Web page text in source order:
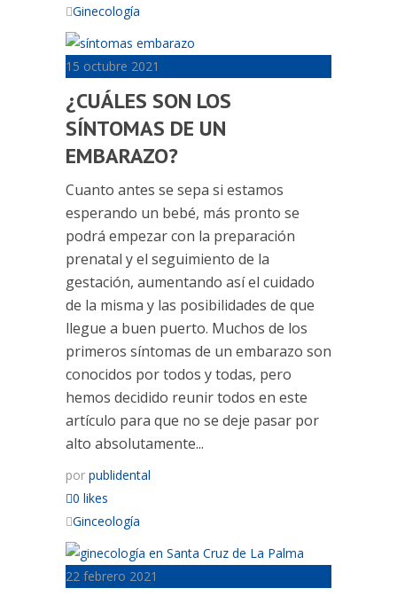
Ginecología
15 octubre 2021
¿CUÁLES SON LOS
SÍNTOMAS DE UN
EMBARAZO?
Cuanto antes se sepa si estamos
esperando un bebé, más pronto se
podrá empezar con la preparación
prenatal y el seguimiento de la
gestación, aumentando así el cuidado
de la misma y las posibilidades de que
llegue a buen puerto. Muchos de los
primeros síntomas de un embarazo son
conocidos por todos y todas, pero
hemos decidido reunir todos en este
artículo para que no se deje pasar por
alto absolutamente...
por publidental
0 likes
Ginceología
22 febrero 2021